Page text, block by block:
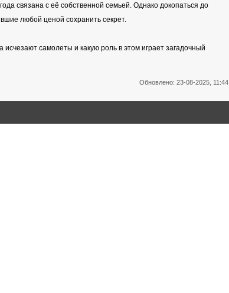
связана с её собственной семьей. Однако докопаться до
любой ценой сохранить секрет.
самолеты и какую роль в этом играет загадочный
Обновлено: 23-08-2025, 11:44